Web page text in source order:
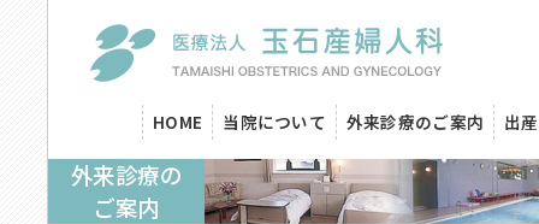
HOME 当院について 外来診療のご案内 出
外来診療の
ご案内